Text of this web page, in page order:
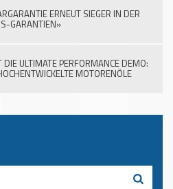
ERNEUT SIEGER IN DER
GARANTIEN»
DIE ULTIMATE PERFORMANCE DEMO:
MOTORENÖLE